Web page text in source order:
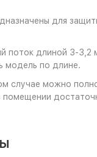
для
длиной 3-3,2
модель по длине.
случае можно